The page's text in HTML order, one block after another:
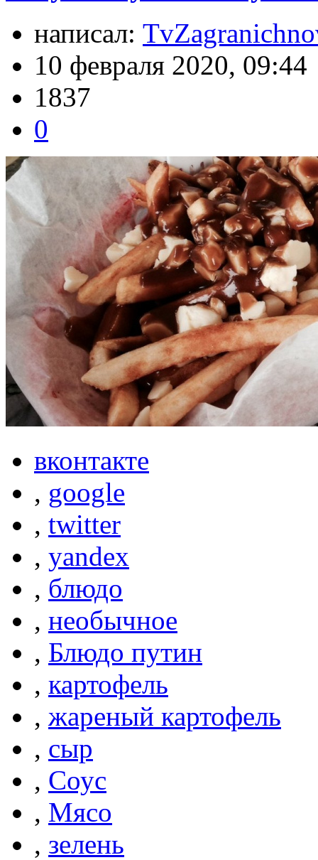
написал:
10 февраля 2020, 09:44
1837
0
вконтакте
, google
, twitter
, yandex
, блюдо
, необычное
, Блюдо путин
, картофель
, жареный картофель
, сыр
, Соус
, Мясо
, зелень